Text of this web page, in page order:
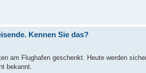
Kennen Sie das?
am Flughafen geschenkt. Heute werden
bekannt.